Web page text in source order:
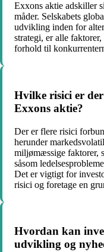
Exxons aktie adskiller
måder. Selskabets
udvikling inden for
strategi, er alle
forhold til
Hvilke risici er
Exxons aktie?
Der er flere risici
herunder
miljømæssige faktorer,
såsom
Det er vigtigt for
risici og foretage en
Hvordan kan
udvikling og